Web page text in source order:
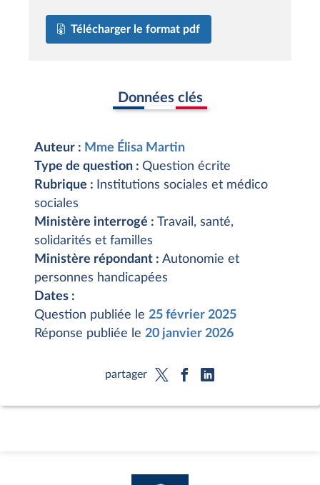
Télécharger le format pdf
Données clés
Auteur : Mme Élisa Martin
Type de question : Question écrite
Rubrique :
Institutions sociales et médico
sociales
Ministère interrogé : Travail, santé,
solidarités et familles
Ministère répondant : Autonomie et
personnes handicapées
Dates :
Question publiée le 25 février 2025
Réponse publiée le 20 janvier 2026
partager